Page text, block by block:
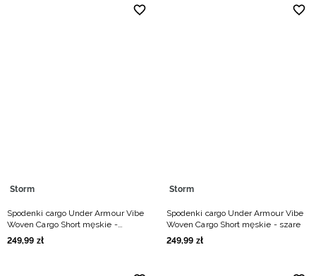
Storm
Spodenki cargo Under Armour Vibe
Woven Cargo Short męskie -
beżowe
249,99 zł
Storm
Spodenki cargo Under Armour Vibe
Woven Cargo Short męskie - szare
249,99 zł